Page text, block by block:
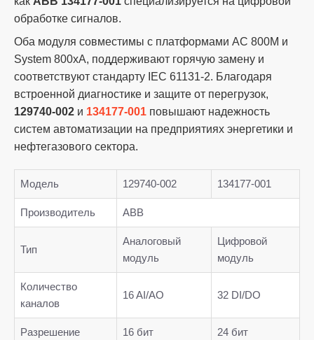
обработке сигналов.
Оба модуля совместимы с платформами AC 800M и
System 800xA, поддерживают горячую замену и
соответствуют стандарту IEC 61131-2. Благодаря
встроенной диагностике и защите от перегрузок,
129740-002 и 134177-001 повышают надежность
систем автоматизации на предприятиях энергетики и
нефтегазового сектора.
Модель 129740-002 134177-001
Производитель ABB
Тип
Аналоговый
модуль
Цифровой
модуль
Количество
каналов
16 AI/AO 32 DI/DO
Разрешение 16 бит 24 бит